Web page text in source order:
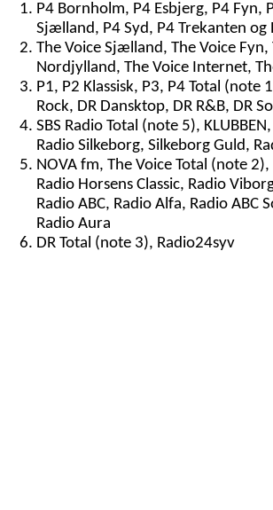
P4 Bornholm, P4 Esbjerg, P4
Sjælland, P4 Syd, P4 Trekanten
The Voice Sjælland, The Voice
Nordjylland, The Voice Internet,
P1, P2 Klassisk, P3, P4 Total (note
Rock, DR Dansktop, DR R&B, DR
SBS Radio Total (note 5),
Radio Silkeborg, Silkeborg Guld,
NOVA fm, The Voice Total (note
Radio Horsens Classic, Radio
Radio ABC, Radio Alfa, Radio ABC
Radio Aura
DR Total (note 3), Radio24syv